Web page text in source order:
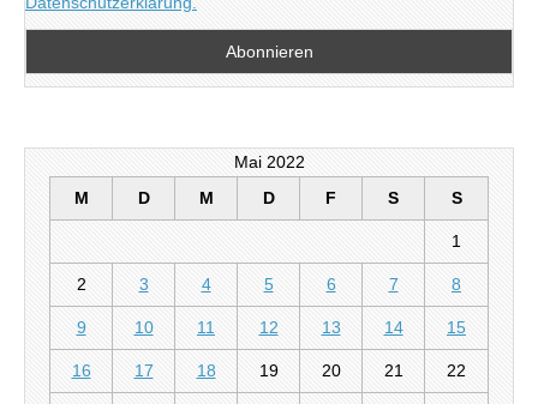
Mai 2022
M
D M D F S S
1
2 3 4 5 6 7 8
9 10 11 12 13 14 15
16 17 18 19 20 21 22